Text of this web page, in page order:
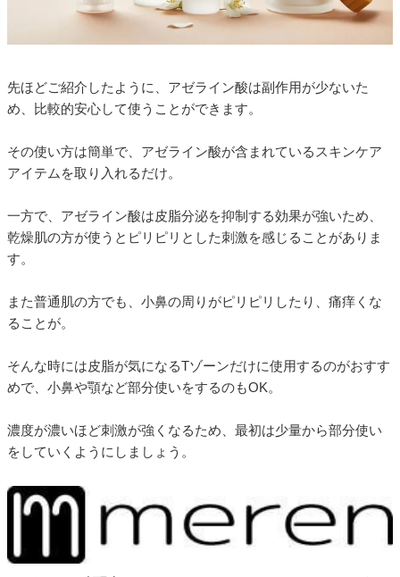
先ほどご紹介したように、アゼライン酸は副作用が少ないた
め、比較的安心して使うことができます。
その使い方は簡単で、アゼライン酸が含まれているスキンケア
アイテムを取り入れるだけ。
一方で、アゼライン酸は皮脂分泌を抑制する効果が強いため、
乾燥肌の方が使うとピリピリとした刺激を感じることがありま
す。
また普通肌の方でも、小鼻の周りがピリピリしたり、痛痒くな
ることが。
そんな時には皮脂が気になるTゾーンだけに使用するのがおすす
めで、小鼻や顎など部分使いをするのもOK。
濃度が濃いほど刺激が強くなるため、最初は少量から部分使い
をしていくようにしましょう。